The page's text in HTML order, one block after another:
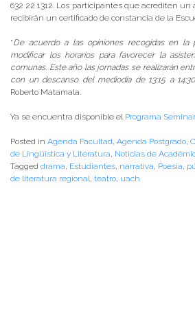
632 22 1312. Los participantes que acrediten un
recibirán un certificado de constancia de la
“De acuerdo a las opiniones recogidas en la
modificar los horarios para favorecer la
comunas. Este año las jornadas se realizarán
con un descanso del mediodía de 13:15 a
Roberto Matamala.
Ya se encuentra disponible el Programa
Posted in Agenda Facultad, Agenda Postgrado,
de Lingüística y Literatura, Noticias de
Tagged drama, Estudiantes, narrativa, Poesía,
de literatura regional, teatro, uach